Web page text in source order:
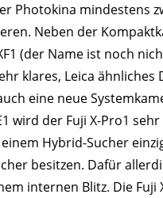
Photokina mindestens
Neben der
(der Name ist noch
klares, Leica ähnliches
eine neue
wird der Fuji X-Pro1
Hybrid-Sucher
besitzen. Dafür
internen Blitz. Die Fuji